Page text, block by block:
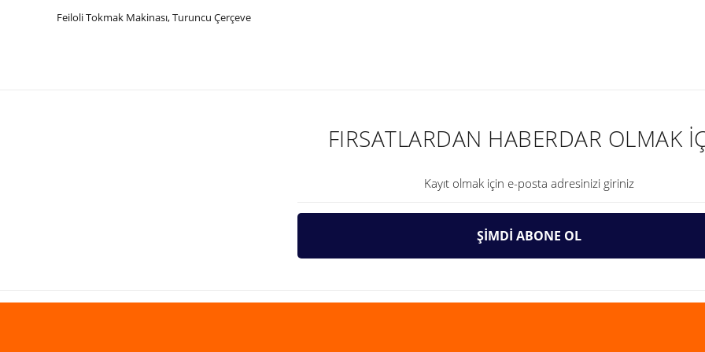
Feiloli Tokmak Makinası, Turuncu Çerçeve
Gönder
FIRSATLARDAN HABERDAR OLMAK
ŞİMDİ ABONE OL